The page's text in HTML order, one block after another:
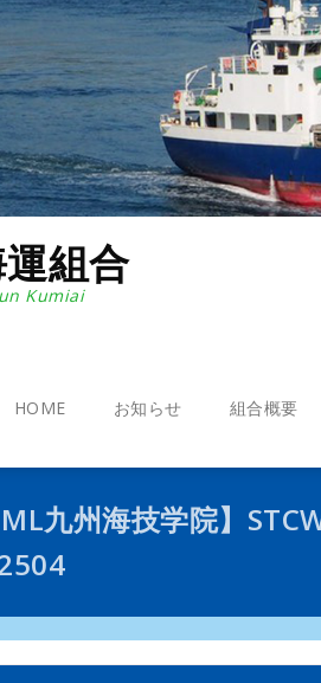
運組合
Kumiai
HOME お知らせ 組合概要
九州海技学院】